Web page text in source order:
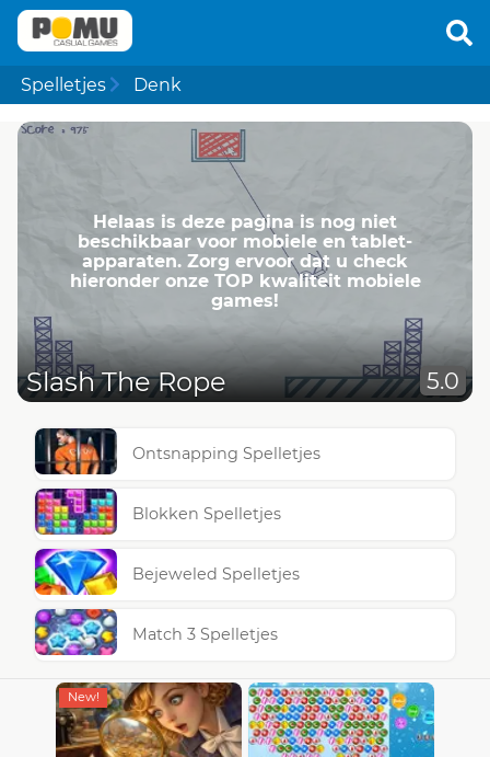
Spelletjes Denk
Helaas is deze pagina is nog niet
beschikbaar voor mobiele en tablet-
apparaten. Zorg ervoor dat u check
hieronder onze TOP kwaliteit mobiele
games!
Slash The Rope 5.0
Ontsnapping Spelletjes
Blokken Spelletjes
Bejeweled Spelletjes
Match 3 Spelletjes